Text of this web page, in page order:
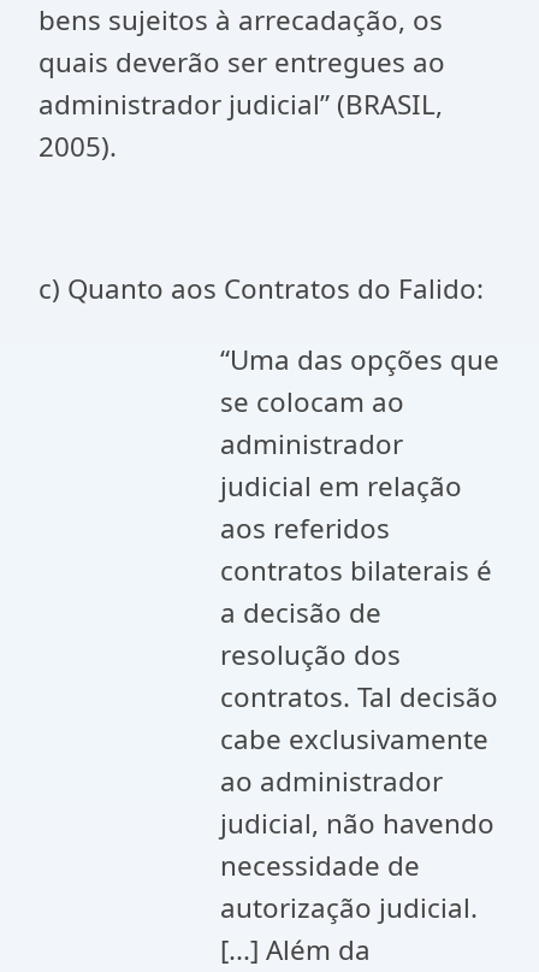
bens sujeitos à arrecadação, os
quais deverão ser entregues ao
administrador judicial” (BRASIL,
2005).
c) Quanto aos Contratos do Falido:
“Uma das opções que
se colocam ao
administrador
judicial em relação
aos referidos
contratos bilaterais é
a decisão de
resolução dos
contratos. Tal decisão
cabe exclusivamente
ao administrador
judicial, não havendo
necessidade de
autorização judicial.
[...] Além da